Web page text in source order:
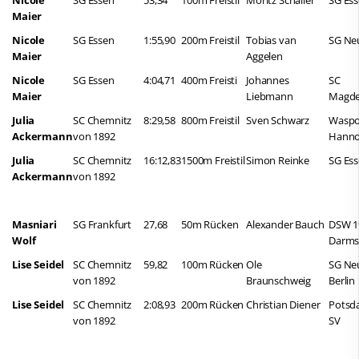
Maier
Nicole
Maier
SG Essen 1:55,90 200m Freistil Tobias van
Aggelen
SG
Nicole
Maier
SG Essen 4:04,71 400m Freisti
Johannes
Liebmann
SC
Julia
Ackermann
SC Chemnitz
von 1892
8:29,58 800m Freistil Sven Schwarz
Julia
Ackermann
SC Chemnitz
von 1892
16:12,831500m FreistilSimon Reinke SG
Masniari
Wolf
SG Frankfurt 27,68 50m Rücken Alexander Bauch DSW
Lise Seidel
SC Chemnitz
von 1892
59,82 100m Rücken Ole
Braunschweig
SG
Berlin
Lise Seidel
SC Chemnitz
von 1892
2:08,93 200m Rücken Christian Diener
SV